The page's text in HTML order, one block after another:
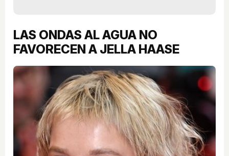
LAS ONDAS AL AGUA NO
FAVORECEN A JELLA HAASE